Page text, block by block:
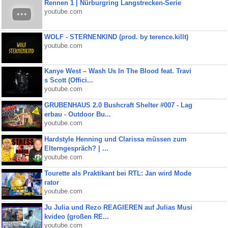
Rennen 1 | Nürburgring Langstrecken-Serie
youtube.com
WOLF - STERNENKIND (prod. by terence.killt)
youtube.com
Kanye West – Wash Us In The Blood feat. Travi
s Scott (Offici...
youtube.com
GRUBENHAUS 2.0 Bushcraft Shelter #007 - Lag
erbau - Outdoor Bu...
youtube.com
Hardstyle Henning und Clarissa müssen zum
Elterngespräch? | ...
youtube.com
Tourette als Praktikant bei RTL: Jan wird Mode
rator
youtube.com
Ju Julia und Rezo REAGIEREN auf Julias Musi
kvideo (großen RE...
youtube.com